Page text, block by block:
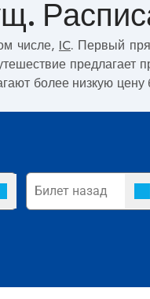
числе, IC. Первый
предлагает
более низкую